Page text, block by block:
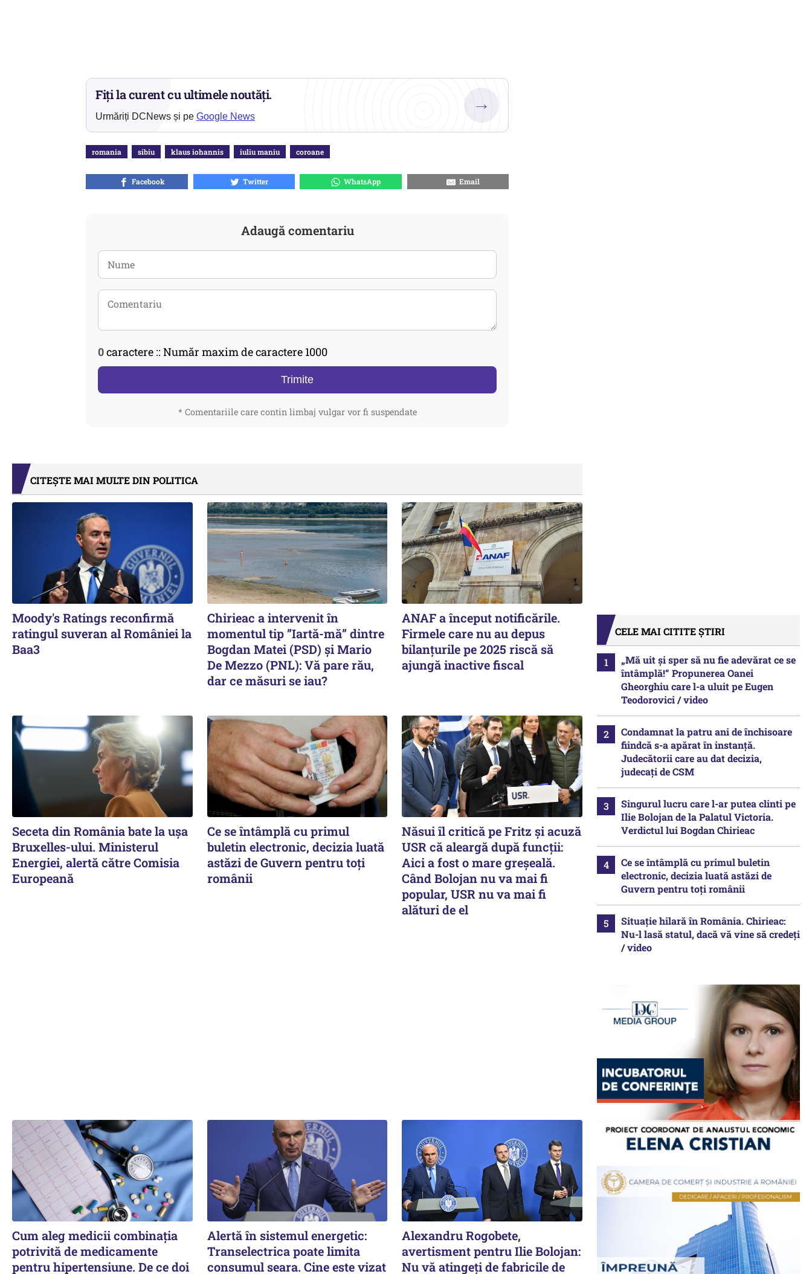
Fiți la curent cu ultimele noutăți.
Urmăriți DCNews și pe Google News
→
romania sibiu klaus iohannis iuliu maniu coroane
Facebook Twitter WhatsApp Email
Adaugă comentariu
0caractere :: Număr maxim de caractere 1000
Trimite
* Comentariile care contin limbaj vulgar vor fi suspendate
CITEȘTE MAI MULTE DIN POLITICA
Moody's Ratings reconfirmă
ratingul suveran al României la
Baa3
Chirieac a intervenit în
momentul tip ”Iartă-mă” dintre
Bogdan Matei (PSD) și Mario
De Mezzo (PNL): Vă pare rău,
dar ce măsuri se iau?
ANAF a început notificările.
Firmele care nu au depus
bilanțurile pe 2025 riscă să
ajungă inactive fiscal
Seceta din România bate la ușa
Bruxelles-ului. Ministerul
Energiei, alertă către Comisia
Europeană
Ce se întâmplă cu primul
buletin electronic, decizia luată
astăzi de Guvern pentru toți
românii
Năsui îl critică pe Fritz și acuză
USR că aleargă după funcții:
Aici a fost o mare greșeală.
Când Bolojan nu va mai fi
popular, USR nu va mai fi
alături de el
Cum aleg medicii combinația
potrivită de medicamente
pentru hipertensiune. De ce doi
Alertă în sistemul energetic:
Transelectrica poate limita
consumul seara. Cine este vizat
Alexandru Rogobete,
avertisment pentru Ilie Bolojan:
Nu vă atingeți de fabricile de
CELE MAI CITITE ȘTIRI
„Mă uit și sper să nu fie adevărat ce se
întâmplă!“ Propunerea Oanei
Gheorghiu care l-a uluit pe Eugen
Teodorovici / video
Condamnat la patru ani de închisoare
fiindcă s-a apărat în instanță.
Judecătorii care au dat decizia,
judecați de CSM
Singurul lucru care l-ar putea clinti pe
Ilie Bolojan de la Palatul Victoria.
Verdictul lui Bogdan Chirieac
Ce se întâmplă cu primul buletin
electronic, decizia luată astăzi de
Guvern pentru toți românii
Situație hilară în România. Chirieac:
Nu-l lasă statul, dacă vă vine să credeți
/ video